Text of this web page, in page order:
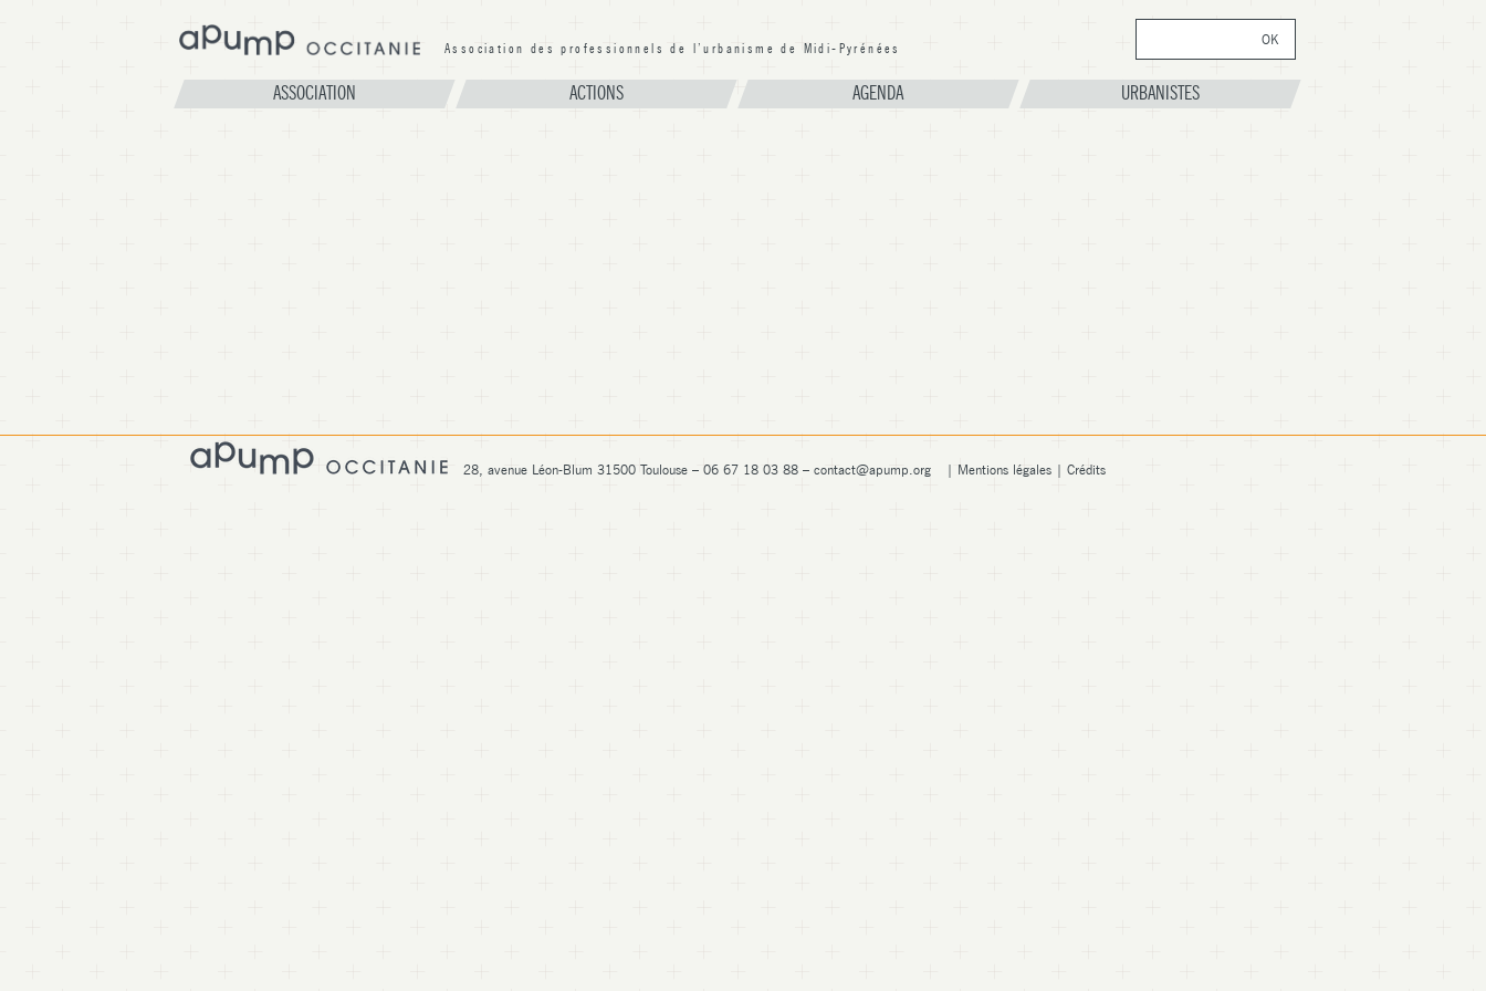
Formulaire de
recherche
APUMP Occitanie
Association des professionnels de l’urbanisme de Midi-Pyrénées
ASSOCIATION ACTIONS AGENDA URBANISTES
28, avenue Léon-Blum 31500 Toulouse – 06 67 18 03 88 – contact@apump.org | Mentions légales | Crédits